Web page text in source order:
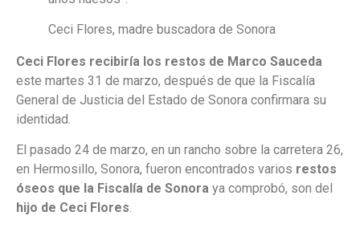
Ceci Flores, madre buscadora de Sonora
Ceci Flores recibiría los restos de Marco Sauceda
este martes 31 de marzo, después de que la Fiscalía
General de Justicia del Estado de Sonora confirmara su
identidad.
El pasado 24 de marzo, en un rancho sobre la carretera 26,
en Hermosillo, Sonora, fueron encontrados varios restos
óseos que la Fiscalía de Sonora ya comprobó, son del
hijo de Ceci Flores.